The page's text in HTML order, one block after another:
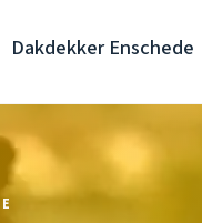
Dakdekker Enschede